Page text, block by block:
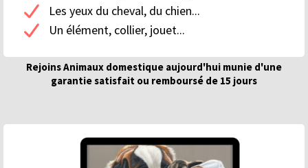
Les yeux du cheval, du chien...
Un élément, collier, jouet...
Rejoins Animaux domestique aujourd'hui munie d'une
garantie satisfait ou remboursé de 15 jours